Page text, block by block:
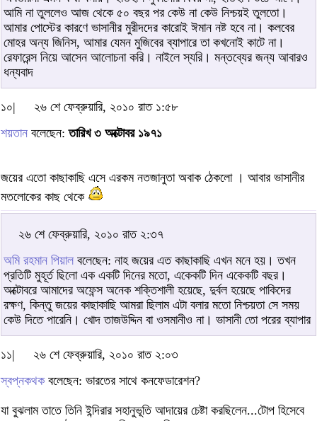
আমি না তুললেও আজ থেকে ৫০ বছর পর কেউ না কেউ নিশ্চয়ই তুলতো।
আমার পোস্টের কারণে ভাসানীর মুরীদদের কারোই ঈমান নষ্ট হবে না। কলবের
মোহর অন্য জিনিস, আমার যেমন মুজিবের ব্যাপারে তা কখনোই কাটে না।
রেফারেন্স নিয়ে আসেন আলোচনা করি। নাইলে স্যরি। মন্তব্যের জন্য আবারও
ধন্যবাদ
১০|
২৬ শে ফেব্রুয়ারি, ২০১০ রাত ১:৫৮
শয়তান বলেছেন:তারিখ ৩ অক্টোবর ১৯৭১
জয়ের এতো কাছাকাছি এসে এরকম নতজানুতা অবাক ঠেকলো । আবার ভাসানীর
মতলোকের কাছ থেকে
২৬ শে ফেব্রুয়ারি, ২০১০ রাত ২:৩৭
অমি রহমান পিয়াল বলেছেন: নাহ জয়ের এত কাছাকাছি এখন মনে হয়। তখন
প্রতিটি মুহূর্ত ছিলো এক একটি দিনের মতো, একেকটি দিন একেকটি বছর।
অক্টোবরে আমাদের অফেন্স অনেক শক্তিশালী হয়েছে, দুর্বল হয়েছে পাকিদের
রক্ষণ, কিন্তু জয়ের কাছাকাছি আমরা ছিলাম এটা বলার মতো নিশ্চয়তা সে সময়
কেউ দিতে পারেনি। খোদ তাজউদ্দিন বা ওসমানীও না। ভাসানী তো পরের ব্যাপার
১১|
২৬ শে ফেব্রুয়ারি, ২০১০ রাত ২:০৩
স্বপ্নকথকবলেছেন: ভারতের সাথে কনফেডারেশন?
যা বুঝলাম তাতে তিনি ইন্দিরার সহানুভূতি আদায়ের চেষ্টা করছিলেন...টোপ হিসেবে